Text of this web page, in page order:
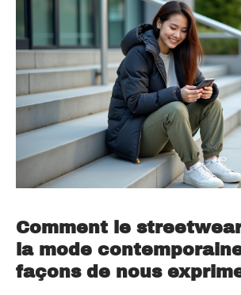
Comment le
la mode
façons de nous